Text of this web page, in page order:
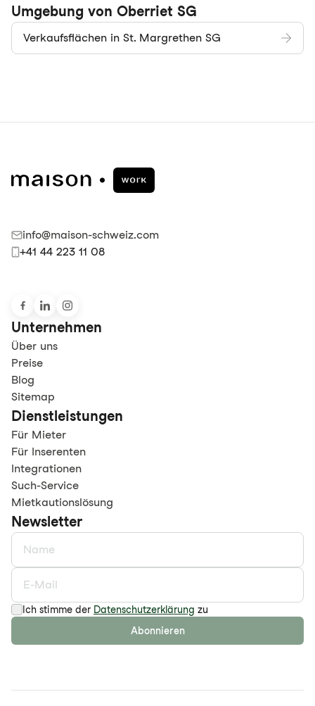
Umgebung von Oberriet SG
Verkaufsflächen in St. Margrethen SG
info@maison-schweiz.com
+41 44 223 11 08
Unternehmen
Über uns
Preise
Blog
Sitemap
Dienstleistungen
Für Mieter
Für Inserenten
Integrationen
Such-Service
Mietkautionslösung
Newsletter
Ich stimme der Datenschutzerklärung zu
Abonnieren